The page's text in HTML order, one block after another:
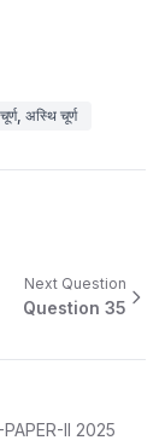
अस्थि चूर्ण
Next Question
Question 35
II 2025